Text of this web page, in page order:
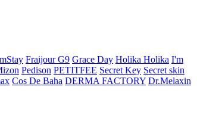
FraijourG9 Grace Day Holika Holika I'm
Pedison PETITFEE Secret Key Secret skin
Cos De Baha DERMA FACTORY Dr.Melaxin